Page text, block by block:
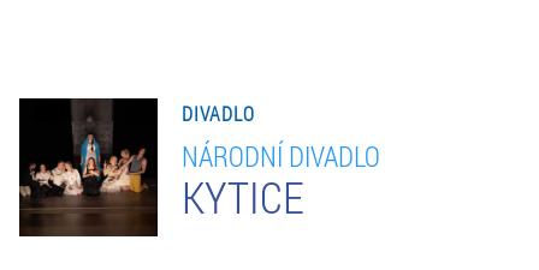
DIVADLO
NÁRODNÍ DIVADLO
KYTICE